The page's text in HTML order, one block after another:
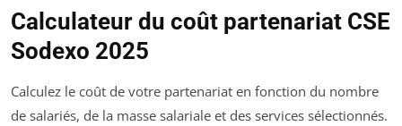
Calculateur du coût partenariat CSE
Sodexo 2025
Calculez le coût de votre partenariat en fonction du nombre
de salariés, de la masse salariale et des services sélectionnés.